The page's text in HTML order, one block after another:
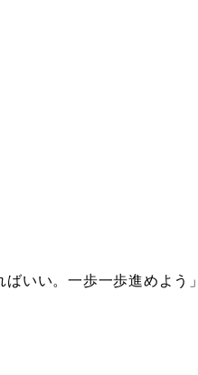
いい。一歩一歩進めよう」